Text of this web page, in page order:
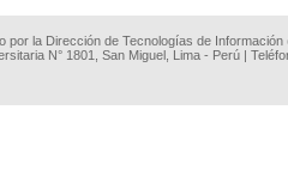
por la Dirección de Tecnologías de
N° 1801, San Miguel, Lima - Perú |